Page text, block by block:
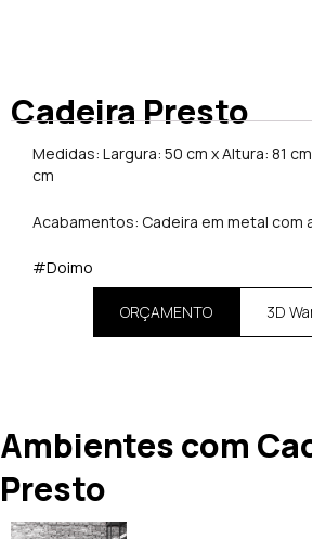
Cadeira Presto
Medidas: Largura: 50 cm x Altura: 81
cm
Acabamentos: Cadeira em metal com
#Doimo
ORÇAMENTO 3D
Ambientes com
Presto